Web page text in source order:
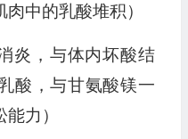
中的乳酸堆积）
炎，与体内坏酸结
酸，与甘氨酸镁一
力）